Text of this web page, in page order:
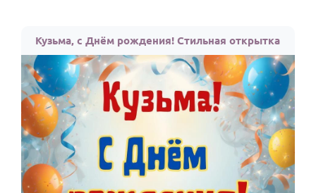
Кузьма, с Днём рождения! Стильная открытка